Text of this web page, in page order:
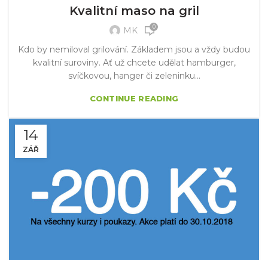
Kvalitní maso na gril
MK 0
Kdo by nemiloval grilování. Základem jsou a vždy budou
kvalitní suroviny. Ať už chcete udělat hamburger,
svíčkovou, hanger či zeleninku...
CONTINUE READING
14
ZÁŘ